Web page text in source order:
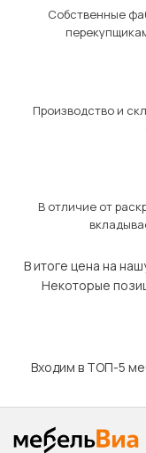
Собственные
Производство и
В отличие от
В итоге цена на
Некоторые
Входим в ТОП-5